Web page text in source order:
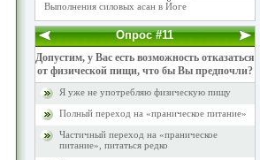
Выполнения силовых асан в Йоге
Опрос #11
Допустим, у Вас есть возможность отказаться
от физической пищи, что бы Вы предпочли?
Я уже не употребляю физическую пищу
Полный переход на «праническое питание»
Частичный переход на «праническое
питание», питаться редко